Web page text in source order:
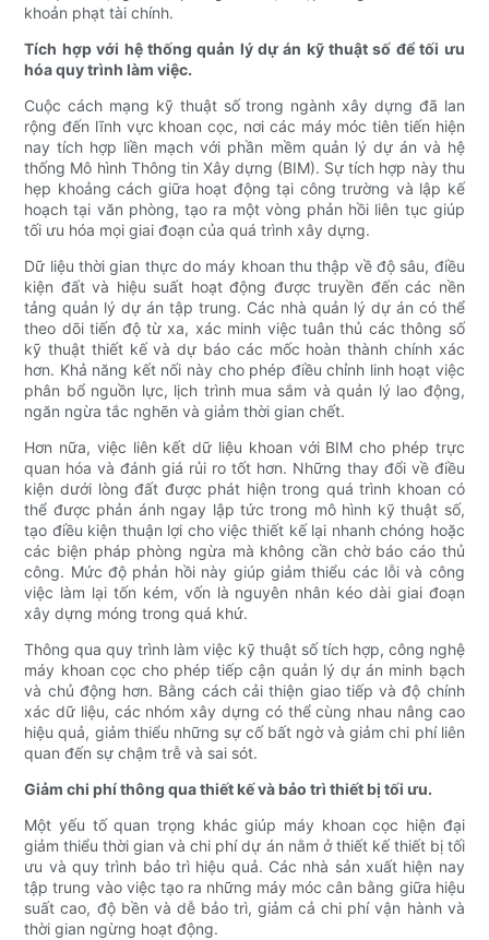
khoản phạt tài chính.
Tích hợp với hệ thống quản lý dự án kỹ thuật số để tối ưu
hóa quy trình làm việc.
Cuộc cách mạng kỹ thuật số trong ngành xây dựng đã lan
rộng đến lĩnh vực khoan cọc, nơi các máy móc tiên tiến hiện
nay tích hợp liền mạch với phần mềm quản lý dự án và hệ
thống Mô hình Thông tin Xây dựng (BIM). Sự tích hợp này thu
hẹp khoảng cách giữa hoạt động tại công trường và lập kế
hoạch tại văn phòng, tạo ra một vòng phản hồi liên tục giúp
tối ưu hóa mọi giai đoạn của quá trình xây dựng.
Dữ liệu thời gian thực do máy khoan thu thập về độ sâu, điều
kiện đất và hiệu suất hoạt động được truyền đến các nền
tảng quản lý dự án tập trung. Các nhà quản lý dự án có thể
theo dõi tiến độ từ xa, xác minh việc tuân thủ các thông số
kỹ thuật thiết kế và dự báo các mốc hoàn thành chính xác
hơn. Khả năng kết nối này cho phép điều chỉnh linh hoạt việc
phân bổ nguồn lực, lịch trình mua sắm và quản lý lao động,
ngăn ngừa tắc nghẽn và giảm thời gian chết.
Hơn nữa, việc liên kết dữ liệu khoan với BIM cho phép trực
quan hóa và đánh giá rủi ro tốt hơn. Những thay đổi về điều
kiện dưới lòng đất được phát hiện trong quá trình khoan có
thể được phản ánh ngay lập tức trong mô hình kỹ thuật số,
tạo điều kiện thuận lợi cho việc thiết kế lại nhanh chóng hoặc
các biện pháp phòng ngừa mà không cần chờ báo cáo thủ
công. Mức độ phản hồi này giúp giảm thiểu các lỗi và công
việc làm lại tốn kém, vốn là nguyên nhân kéo dài giai đoạn
xây dựng móng trong quá khứ.
Thông qua quy trình làm việc kỹ thuật số tích hợp, công nghệ
máy khoan cọc cho phép tiếp cận quản lý dự án minh bạch
và chủ động hơn. Bằng cách cải thiện giao tiếp và độ chính
xác dữ liệu, các nhóm xây dựng có thể cùng nhau nâng cao
hiệu quả, giảm thiểu những sự cố bất ngờ và giảm chi phí liên
quan đến sự chậm trễ và sai sót.
Giảm chi phí thông qua thiết kế và bảo trì thiết bị tối ưu.
Một yếu tố quan trọng khác giúp máy khoan cọc hiện đại
giảm thiểu thời gian và chi phí dự án nằm ở thiết kế thiết bị tối
ưu và quy trình bảo trì hiệu quả. Các nhà sản xuất hiện nay
tập trung vào việc tạo ra những máy móc cân bằng giữa hiệu
suất cao, độ bền và dễ bảo trì, giảm cả chi phí vận hành và
thời gian ngừng hoạt động.